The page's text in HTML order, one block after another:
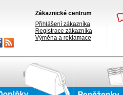
Zákaznické centrum
Přihlášení zákazníka
Registrace zákazníka
Výměna a reklamace